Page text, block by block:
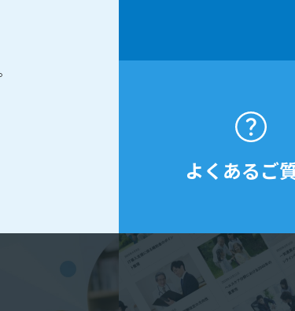
よくあるご